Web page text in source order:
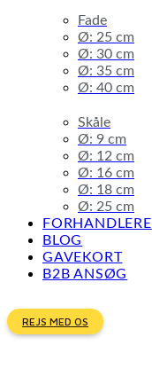
Fade
Ø: 25 cm
Ø: 30 cm
Ø: 35 cm
Ø: 40 cm
Skåle
Ø: 9 cm
Ø: 12 cm
Ø: 16 cm
Ø: 18 cm
Ø: 25 cm
FORHANDLERE
BLOG
GAVEKORT
B2B ANSØG
REJS MED OS